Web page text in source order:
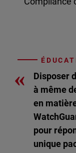
«
Disposer
à même
en
pour
unique